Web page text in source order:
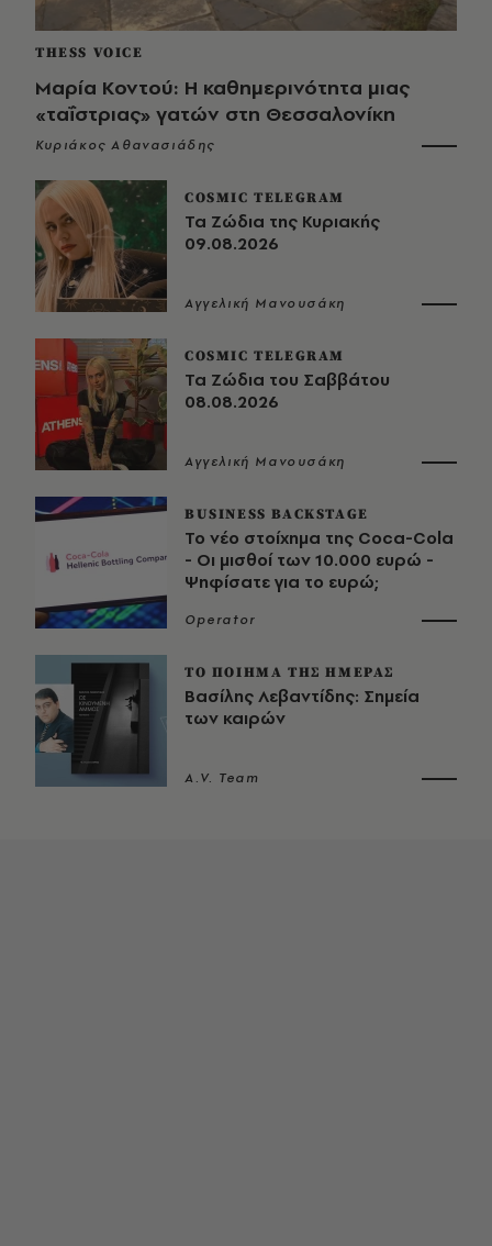
THESS VOICE
Μαρία Κοντού: Η καθημερινότητα μιας
«ταΐστριας» γατών στη Θεσσαλονίκη
Κυριάκος Αθανασιάδης
COSMIC TELEGRAM
Τα Ζώδια της Κυριακής
09.08.2026
Αγγελική Μανουσάκη
COSMIC TELEGRAM
Τα Ζώδια του Σαββάτου
08.08.2026
Αγγελική Μανουσάκη
BUSINESS BACKSTAGE
Το νέο στοίχημα της Coca-Cola
- Οι μισθοί των 10.000 ευρώ -
Ψηφίσατε για το ευρώ;
Operator
ΤΟ ΠΟΙΗΜΑ ΤΗΣ ΗΜΕΡΑΣ
Βασίλης Λεβαντίδης: Σημεία
των καιρών
A.V. Team